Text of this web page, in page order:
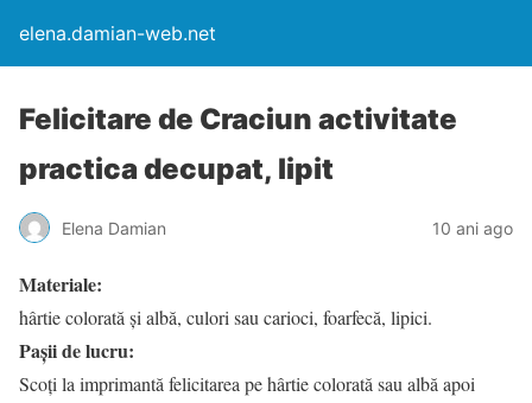
elena.damian-web.net
Felicitare de Craciun activitate
practica decupat, lipit
Elena Damian 10 ani ago
Materiale:
hârtie colorată și albă, culori sau carioci, foarfecă, lipici.
Pașii de lucru:
Scoți la imprimantă felicitarea pe hârtie colorată sau albă apoi